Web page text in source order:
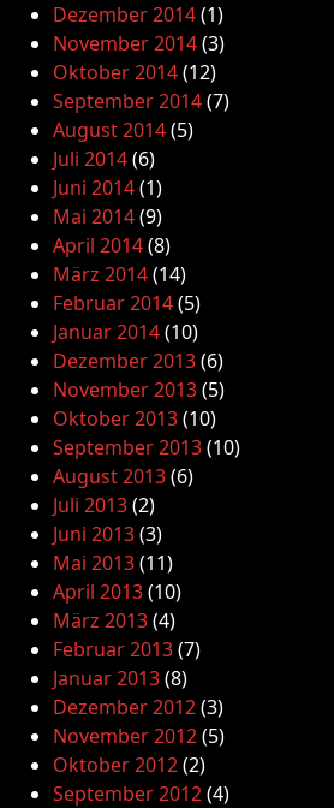
Dezember 2014(1)
November 2014(3)
Oktober 2014(12)
September 2014(7)
August 2014(5)
Juli 2014(6)
Juni 2014(1)
Mai 2014(9)
April 2014(8)
März 2014(14)
Februar 2014(5)
Januar 2014(10)
Dezember 2013(6)
November 2013(5)
Oktober 2013(10)
September 2013(10)
August 2013(6)
Juli 2013(2)
Juni 2013(3)
Mai 2013(11)
April 2013(10)
März 2013(4)
Februar 2013(7)
Januar 2013(8)
Dezember 2012(3)
November 2012(5)
Oktober 2012(2)
September 2012(4)